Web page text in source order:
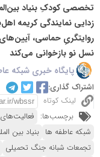
تخصصی کودکِ بنیاد
زدایی نمایندگی کریمه
روایتگریِ حماسی،
نسل نو بازخوانی می‌کند
پایگاه خبری شبکه
اشتراک گذاری:
لینک کوتاه
برچسب‌ها:
شبکه عاطفه ها بنیاد بین
تجمعات شبانه جنگ تحمیلی